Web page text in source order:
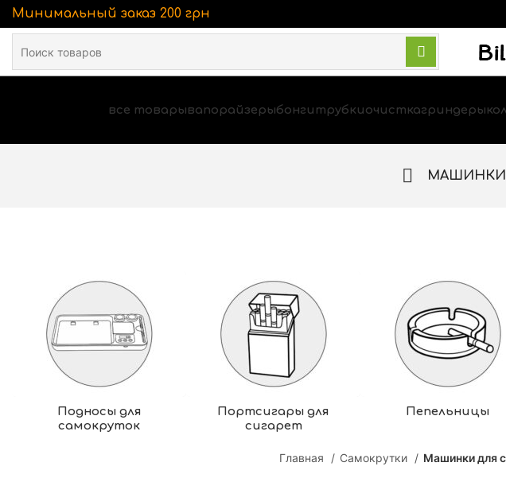
Минимальный заказ 200 грн
все товарывапорайзерыбонги трубкиочисткагриндеры
МАШИНКИ
Подносы для
самокруток
Портсигары для
сигарет
Пепельницы
Главная Самокрутки Машинки для